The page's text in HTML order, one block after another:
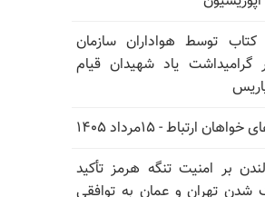
کتاب توسط هواداران سازمان
گرامیداشت یاد شهیدان قیام
ارتباط - ۱۵مرداد ۱۴۰۵
بر امنیت تنگه هرمز تأکید
شدن تهران و عمان به توافقی